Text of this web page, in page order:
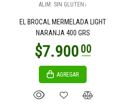
ALIM. SIN GLUTEN↓
EL BROCAL MERMELADA LIGHT
NARANJA 400 GRS
AGREGAR